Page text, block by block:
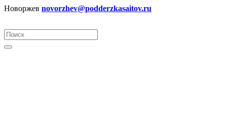
Новоржев novorzhev@podderzkasaitov.ru